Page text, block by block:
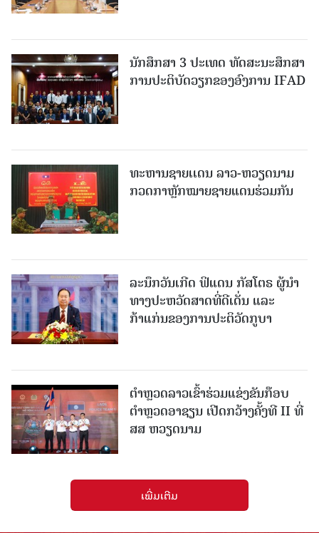
ນັກສຶກສາ 3 ປະເທດ ທັດ​ສະ​ນະ​ສຶກ​ສາ
ການປະຕິບັດວຽກຂອງອົງການ IFAD
ທະຫານຊາຍເເດນ ລາວ-ຫວຽດນາມ
ກວດກາຫຼັກໝາຍຊາຍແດນຮ່ວມກັນ
ລະນຶກວັນເກີດ ຟິແດນ ກັສໂຕຣ ຜູ້ນຳ
ທາງປະຫວັດສາດທີ່ດີເດັ່ນ ແລະ
ກ້າແກ່ນຂອງການປະຕິວັດກູບາ
ຕຳຫຼວດລາວເຂົ້າຮ່ວມແຂ່ງຂັນກ໊ອບ
ຕຳຫຼວດອາຊຽນ ເປີດກວ້າງຄັ້ງທີ II ທີ່
ສສ ຫວຽດນາມ
ເພີ່ມເຕີມ